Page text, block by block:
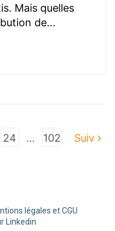
Mais quelles
de...
24 … 102 Suiv
légales et CGU
Linkedin